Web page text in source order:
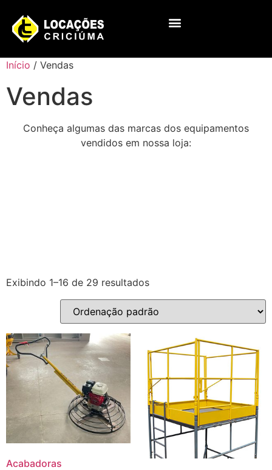
Início / Vendas
Vendas
Conheça algumas das marcas dos equipamentos
vendidos em nossa loja:
Exibindo 1–16 de 29 resultados
Acabadoras